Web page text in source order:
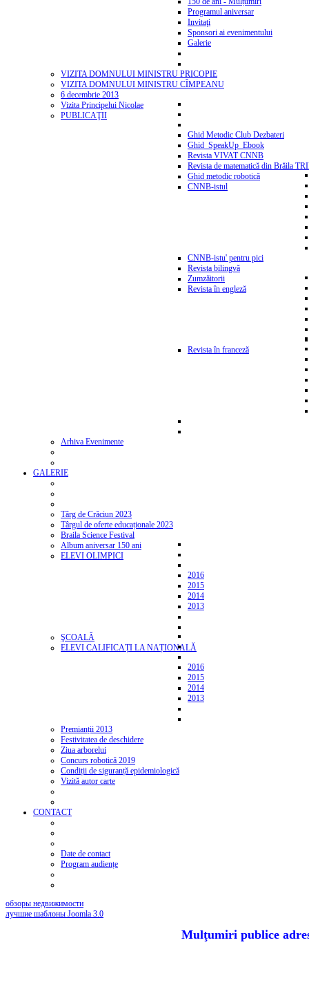
Programul aniversar
Invitaţi
Sponsori ai evenimentului
Galerie
VIZITA DOMNULUI MINISTRU PRICOPIE
VIZITA DOMNULUI MINISTRU CÎMPEANU
6 decembrie 2013
Vizita Principelui Nicolae
PUBLICAŢII
Ghid Metodic Club Dezbateri
Ghid_SpeakUp_Ebook
Revista VIVAT CNNB
Revista de matematică din Brăila
Ghid metodic robotică
CNNB-istul
CNNB-istu' pentru pici
Revista bilingvă
Zumzăitorii
Revista în engleză
Revista în franceză
Arhiva Evenimente
GALERIE
Târg de Crăciun 2023
Târgul de oferte educaționale 2023
Braila Science Festival
Album aniversar 150 ani
ELEVI OLIMPICI
2016
2015
2014
2013
ŞCOALĂ
ELEVI CALIFICAȚI LA NAȚIONALĂ
2016
2015
2014
2013
Premianții 2013
Festivitatea de deschidere
Ziua arborelui
Concurs robotică 2019
Condiții de siguranță epidemiologică
Vizită autor carte
CONTACT
Date de contact
Program audiențe
обзоры недвижимости
лучшие шаблоны Joomla 3.0
Mulţumiri publice